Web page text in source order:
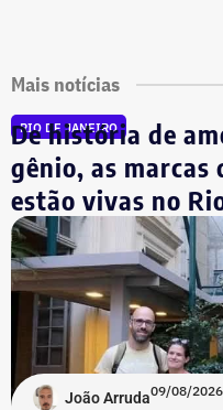
Mais notícias
RIO DE JANEIRO
De história de
gênio, as marcas
estão vivas no
João Arruda09/08/